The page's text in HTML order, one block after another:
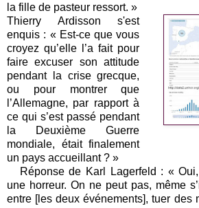
la fille de pasteur ressort. »
Thierry Ardisson s'est
enquis : « Est-ce que vous
croyez qu’elle l’a fait pour
faire excuser son attitude
pendant la crise grecque,
ou pour montrer que
l’Allemagne, par rapport à
ce qui s’est passé pendant
la Deuxième Guerre
mondiale, était finalement
un pays accueillant ? »
Réponse de Karl Lagerfeld : «
une horreur. On ne peut pas, même
entre [les deux événements], tuer des